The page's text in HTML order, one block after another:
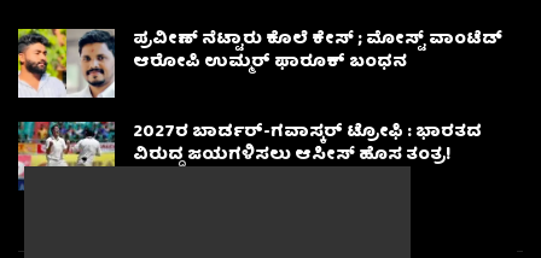
ಪ್ರವೀಣ್ ನೆಟ್ಟಾರು ಕೊಲೆ ಕೇಸ್ ​; ಮೋಸ್ಟ್ ವಾಂಟೆಡ್‌
ಆರೋಪಿ ಉಮ್ಮರ್ ಫಾರೂಕ್ ಬಂಧನ
2027ರ ಬಾರ್ಡರ್-ಗವಾಸ್ಕರ್ ಟ್ರೋಫಿ : ಭಾರತದ
ವಿರುದ್ಧ ಜಯಗಳಿಸಲು ಆಸೀಸ್‌ ಹೊಸ ತಂತ್ರ!